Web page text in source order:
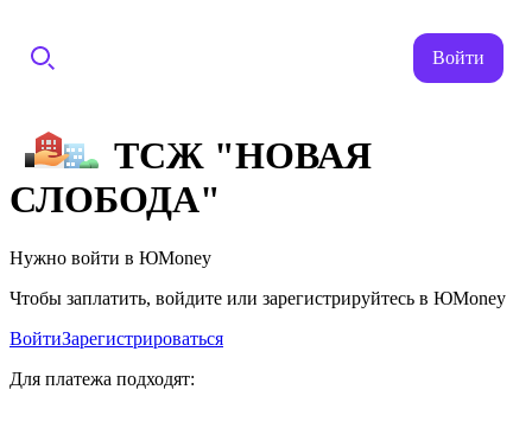
Войти
ТСЖ "НОВАЯ
СЛОБОДА"
Нужно войти в ЮMoney
Чтобы заплатить, войдите или зарегистрируйтесь в ЮMoney
ВойтиЗарегистрироваться
Для платежа подходят: